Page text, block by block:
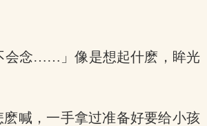
会念……」像是想起什麽，眸光
喊，一手拿过准备好要给小孩